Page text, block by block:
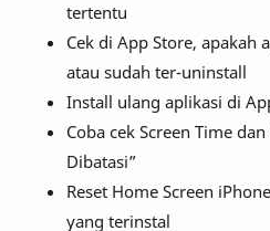
tertentu
Cek di App Store, apakah
atau sudah ter-uninstall
Install ulang aplikasi di
Coba cek Screen Time
Dibatasi”
Reset Home Screen
yang terinstal